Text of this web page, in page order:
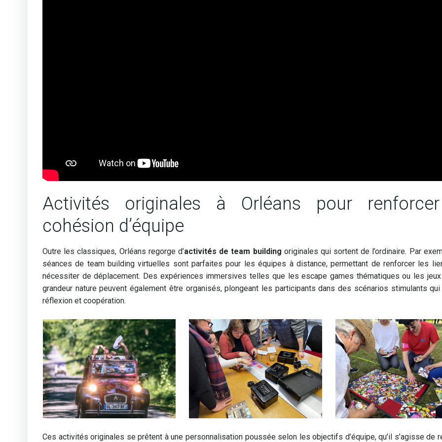
Activités originales à Orléans pour
cohésion d’équipe
Outre les classiques, Orléans regorge d’activités de team building originales qui sortent de l’ordinaire. Par
séances de team building virtuelles sont parfaites pour les équipes à distance, permettant de renforcer les
nécessiter de déplacement. Des expériences immersives telles que les escape games thématiques ou les
grandeur nature peuvent également être organisés, plongeant les participants dans des scénarios stimulants
réflexion et coopération.
Ces activités originales se prêtent à une personnalisation poussée selon les objectifs d’équipe, qu’il s’agisse de